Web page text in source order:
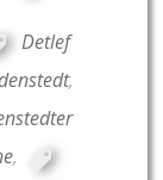
Detlef
,
,